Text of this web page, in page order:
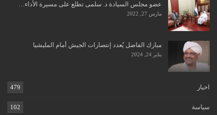
عضو مجلس السيادة د. سلمى تطلع على مسيرة الأداء…
مارس 27, 2022
مبارك الفاضل يُعدد إنتصارات الجيش أمام المليشيا
يناير 24, 2024
اخبار 479
سياسة 102